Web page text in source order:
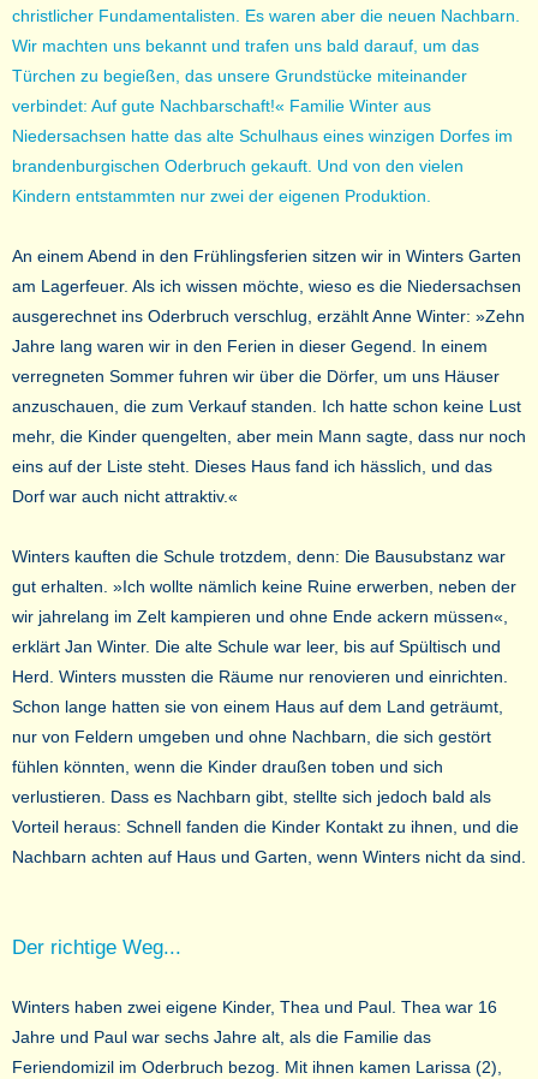
christlicher Fundamentalisten. Es waren aber die neuen Nachbarn.
Wir machten uns bekannt und trafen uns bald darauf, um das
Türchen zu begießen, das unsere Grundstücke miteinander
verbindet: Auf gute Nachbarschaft!« Familie Winter aus
Niedersachsen hatte das alte Schulhaus eines winzigen Dorfes im
brandenburgischen Oderbruch gekauft. Und von den vielen
Kindern entstammten nur zwei der eigenen Produktion.
An einem Abend in den Frühlingsferien sitzen wir in Winters Garten
am Lagerfeuer. Als ich wissen möchte, wieso es die Niedersachsen
ausgerechnet ins Oderbruch verschlug, erzählt Anne Winter: »Zehn
Jahre lang waren wir in den Ferien in dieser Gegend. In einem
verregneten Sommer fuhren wir über die Dörfer, um uns Häuser
anzuschauen, die zum Verkauf standen. Ich hatte schon keine Lust
mehr, die Kinder quengelten, aber mein Mann sagte, dass nur noch
eins auf der Liste steht. Dieses Haus fand ich hässlich, und das
Dorf war auch nicht attraktiv.«
Winters kauften die Schule trotzdem, denn: Die Bausubstanz war
gut erhalten. »Ich wollte nämlich keine Ruine erwerben, neben der
wir jahrelang im Zelt kampieren und ohne Ende ackern müssen«,
erklärt Jan Winter. Die alte Schule war leer, bis auf Spültisch und
Herd. Winters mussten die Räume nur renovieren und einrichten.
Schon lange hatten sie von einem Haus auf dem Land geträumt,
nur von Feldern umgeben und ohne Nachbarn, die sich gestört
fühlen könnten, wenn die Kinder draußen toben und sich
verlustieren. Dass es Nachbarn gibt, stellte sich jedoch bald als
Vorteil heraus: Schnell fanden die Kinder Kontakt zu ihnen, und die
Nachbarn achten auf Haus und Garten, wenn Winters nicht da sind.
Der richtige Weg...
Winters haben zwei eigene Kinder, Thea und Paul. Thea war 16
Jahre und Paul war sechs Jahre alt, als die Familie das
Feriendomizil im Oderbruch bezog. Mit ihnen kamen Larissa (2),